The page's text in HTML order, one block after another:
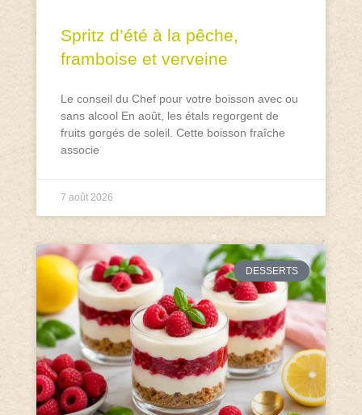
Spritz d’été à la pêche,
framboise et verveine
Le conseil du Chef pour votre boisson avec ou
sans alcool En août, les étals regorgent de
fruits gorgés de soleil. Cette boisson fraîche
associe
7 août 2026
DESSERTS